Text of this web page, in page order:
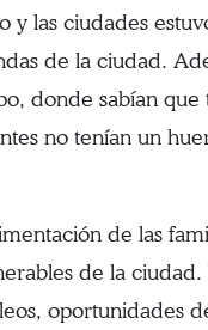
las ciudades
de la ciudad.
donde sabían
no tenían un
de las
de la
oportunidades